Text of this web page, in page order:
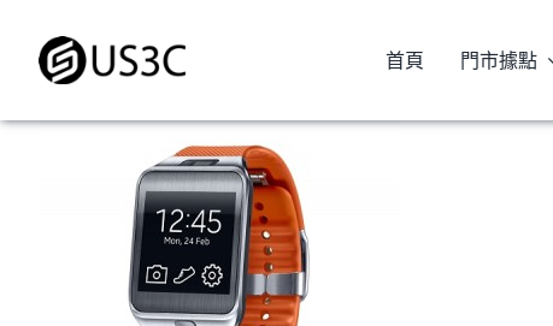
content
首頁 門市據點